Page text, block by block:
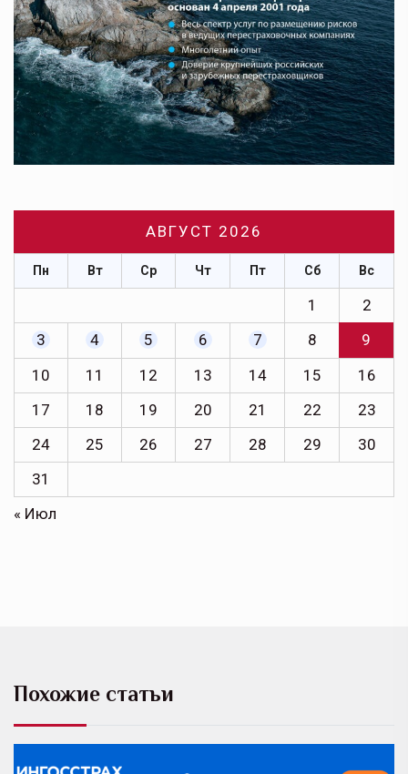
АВГУСТ 2026
Пн Вт Ср Чт Пт Сб Вс
1
2
3
4 5 6 7 8
9
10
11 12 13 14 15
16
17
18 19 20 21 22
23
24
25 26 27 28 29
30
31
« Июл
Похожие статьи